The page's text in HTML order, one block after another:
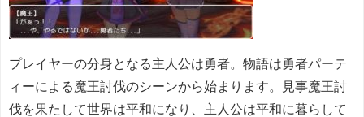
プレイヤーの分身となる主人公は勇者。物語は勇者パーテ
ィーによる魔王討伐のシーンから始まります。見事魔王討
伐を果たして世界は平和になり、主人公は平和に暮らして